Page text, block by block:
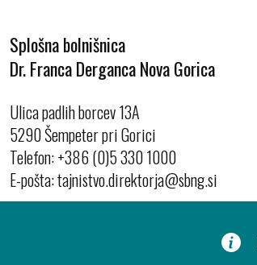
Splošna bolnišnica
Dr. Franca Derganca Nova Gorica
Ulica padlih borcev 13A
5290 Šempeter pri Gorici
Telefon:+386 (0)5 330 1000
E-pošta: